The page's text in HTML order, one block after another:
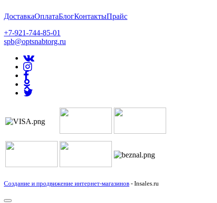
ДоставкаОплатаБлогКонтактыПрайс
+7-921-744-85-01
spb@optsnabtorg.ru
Создание и продвижение интернет-магазинов - Insales.ru